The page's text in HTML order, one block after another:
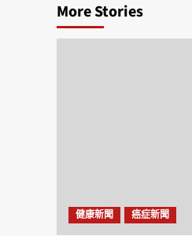
More Stories
健康新聞 癌症新聞